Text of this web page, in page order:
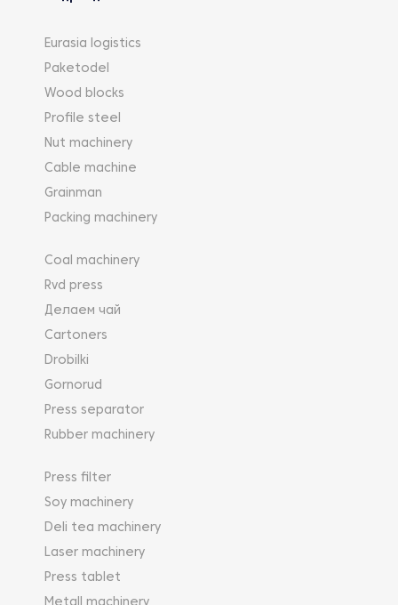
Eurasia logistics
Paketodel
Wood blocks
Profile steel
Nut machinery
Cable machine
Grainman
Packing machinery
Coal machinery
Rvd press
Делаем чай
Cartoners
Drobilki
Gornorud
Press separator
Rubber machinery
Press filter
Soy machinery
Deli tea machinery
Laser machinery
Press tablet